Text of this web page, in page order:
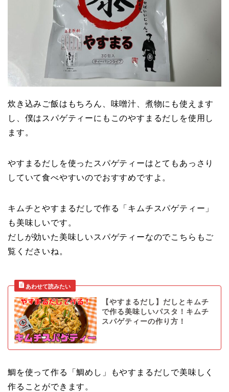
炊き込みご飯はもちろん、味噌汁、煮物にも使えます
し、僕はスパゲティーにもこのやすまるだしを使用し
ます。
やすまるだしを使ったスパゲティーはとてもあっさり
していて食べやすいのでおすすめですよ。
キムチとやすまるだしで作る「キムチスパゲティー」
も美味しいです。
だしが効いた美味しいスパゲティーなのでこちらもご
覧くださいね。
【やすまるだし】だしとキムチ
で作る美味しいパスタ！キムチ
スパゲティーの作り方！
鯛を使って作る「鯛めし」もやすまるだしで美味しく
作ることができます。